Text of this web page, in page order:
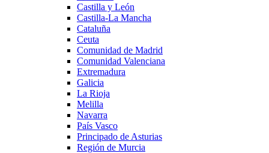
Castilla y León
Castilla-La Mancha
Cataluña
Ceuta
Comunidad de Madrid
Comunidad Valenciana
Extremadura
Galicia
La Rioja
Melilla
Navarra
País Vasco
Principado de Asturias
Región de Murcia